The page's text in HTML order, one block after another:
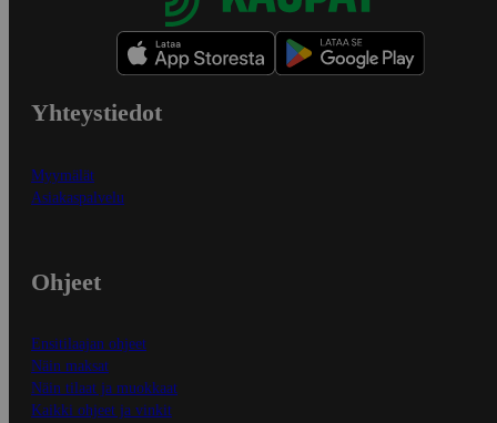
Yhteystiedot
Myymälät
Asiakaspalvelu
Ohjeet
Ensitilaajan ohjeet
Näin maksat
Näin tilaat ja muokkaat
Kaikki ohjeet ja vinkit